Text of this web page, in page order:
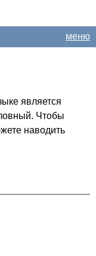
меню
является
Чтобы
наводить